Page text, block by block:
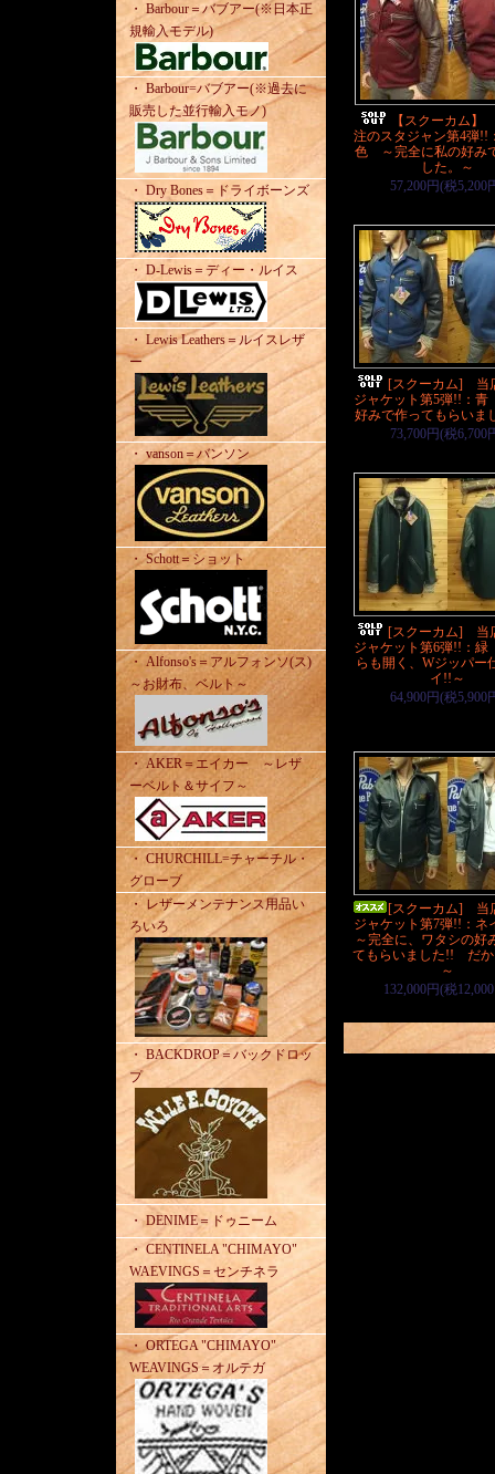
・ Barbour＝バブアー(※日本正
規輸入モデル)
・ Barbour=バブアー(※過去に
販売した並行輸入モノ)
・ Dry Bones＝ドライボーンズ
・ D-Lewis＝ディー・ルイス
・ Lewis Leathers＝ルイスレザ
ー
・ vanson＝バンソン
・ Schott＝ショット
・ Alfonso's＝アルフォンソ(ス)
～お財布、ベルト～
・ AKER＝エイカー ～レザ
ーベルト＆サイフ～
・ CHURCHILL=チャーチル・
グローブ
・ レザーメンテナンス用品い
ろいろ
・ BACKDROP＝バックドロッ
プ
・ DENIME＝ドゥニーム
・ CENTINELA "CHIMAYO"
WAEVINGS＝センチネラ
・ ORTEGA "CHIMAYO"
WEAVINGS＝オルテガ
【スクーカム
注のスタジャン第4弾!!
色 ～完全に私の好み
した。～
57,200円(税5,200
[スクーカム] 当
ジャケット第5弾!!：
好みで作ってもらい
73,700円(税6,700
[スクーカム] 当
ジャケット第6弾!!：
らも開く、Wジッパー
イ!!～
64,900円(税5,900
[スクーカム] 当
ジャケット第7弾!!：
～完全に、ワタシの好
てもらいました!! だ
～
132,000円(税